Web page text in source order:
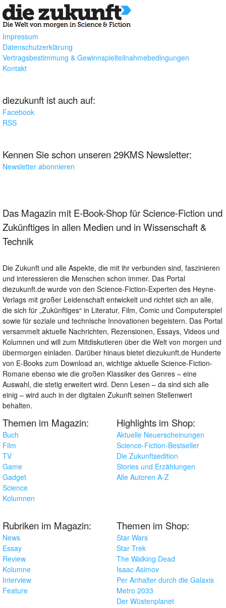
Impressum
Datenschutzerklärung
Vertragsbestimmung & Gewinnspielteilnahmebedingungen
Kontakt
diezukunft ist auch auf:
Facebook
RSS
Kennen Sie schon unseren 29KMS Newsletter:
Newsletter abonnieren
Das Magazin mit E-Book-Shop für Science-Fiction und
Zukünftiges in allen Medien und in Wissenschaft &
Technik
Die Zukunft und alle Aspekte, die mit ihr verbunden sind, faszinieren
und interessieren die Menschen schon immer. Das Portal
diezukunft.de wurde von den Science-Fiction-Experten des Heyne-
Verlags mit großer Leidenschaft entwickelt und richtet sich an alle,
die sich für „Zukünftiges“ in Literatur, Film, Comic und Computerspiel
sowie für soziale und technische Innovationen begeistern. Das Portal
versammelt aktuelle Nachrichten, Rezensionen, Essays, Videos und
Kolumnen und will zum Mitdiskutieren über die Welt von morgen und
übermorgen einladen. Darüber hinaus bietet diezukunft.de Hunderte
von E-Books zum Download an, wichtige aktuelle Science-Fiction-
Romane ebenso wie die großen Klassiker des Genres – eine
Auswahl, die stetig erweitert wird. Denn Lesen – da sind sich alle
einig – wird auch in der digitalen Zukunft seinen Stellenwert
behalten.
Themen im Magazin:
Buch
Film
TV
Game
Gadget
Science
Kolumnen
Highlights im Shop:
Aktuelle Neuerscheinungen
Science-Fiction-Bestseller
Die Zukunftsedition
Stories und Erzählungen
Alle Autoren A-Z
Rubriken im Magazin:
News
Essay
Review
Kolumne
Interview
Feature
Themen im Shop:
Star Wars
Star Trek
The Walking Dead
Isaac Asimov
Per Anhalter durch die Galaxis
Metro 2033
Der Wüstenplanet